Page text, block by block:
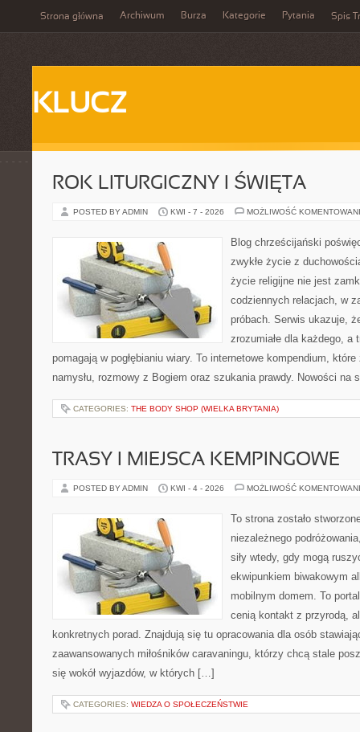
Strona główna Archiwum Burza Kategorie Pytania Spis
KLUCZ
ROK LITURGICZNY I ŚWIĘTA
POSTED BY ADMIN KWI - 7 - 2026 MOŻLIWOŚĆ
Blog chrześcijański
zwykłe życie z
życie religijne nie jest
codziennych relacjach, w
próbach. Serwis ukazuje,
zrozumiałe dla każdego, a
pomagają w pogłębianiu wiary. To internetowe kompendium, które
namysłu, rozmowy z Bogiem oraz szukania prawdy. Nowości na
CATEGORIES: THE BODY SHOP (WIELKA BRYTANIA)
TRASY I MIEJSCA KEMPINGOWE
POSTED BY ADMIN KWI - 4 - 2026 MOŻLIWOŚĆ
To strona zostało
niezależnego
siły wtedy, gdy mogą
ekwipunkiem biwakowym
mobilnym domem. To
cenią kontakt z przyrodą,
konkretnych porad. Znajdują się tu opracowania dla osób
zaawansowanych miłośników caravaningu, którzy chcą stale
się wokół wyjazdów, w których […]
CATEGORIES: WIEDZA O SPOŁECZEŃSTWIE